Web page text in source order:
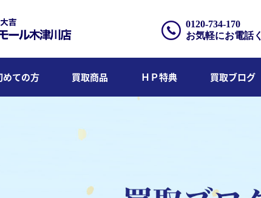
0120-734-170
お気軽にお電話
めての方 買取商品 ＨＰ特典 買取ブログ